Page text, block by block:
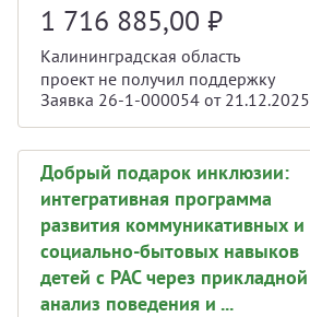
1 716 885,00 ₽
Калининградская область
проект не получил поддержку
Заявка 26-1-000054 от 21.12.2025
Добрый подарок инклюзии:
интегративная программа
развития коммуникативных и
социально-бытовых навыков
детей с РАС через прикладной
анализ поведения и ...